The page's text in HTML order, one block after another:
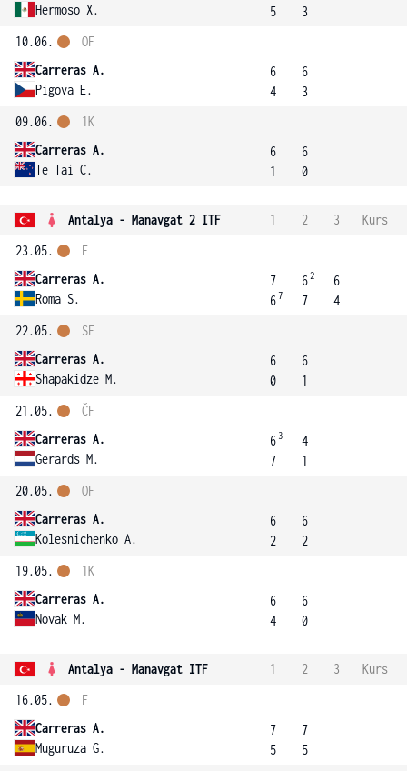
Hermoso X.
5
3
10.06.
Carreras A.
Pigova E.
OF
6
4
6
3
09.06.
Carreras A.
Te Tai C.
1K
6
1
6
0
Antalya - Manavgat 2 ITF 1 2 3
Kurs
23.05.
Carreras A.
Roma S.
F
7
67
62
7
6
4
22.05.
Carreras A.
Shapakidze M.
SF
6
0
6
1
21.05.
Carreras A.
Gerards M.
ČF
6 3
7
4
1
20.05.
Carreras A.
Kolesnichenko A.
OF
6
2
6
2
19.05.
Carreras A.
Novak M.
1K
6
4
6
0
Antalya - Manavgat ITF 1 2 3
Kurs
16.05.
Carreras A.
Muguruza G.
F
7
5
7
5